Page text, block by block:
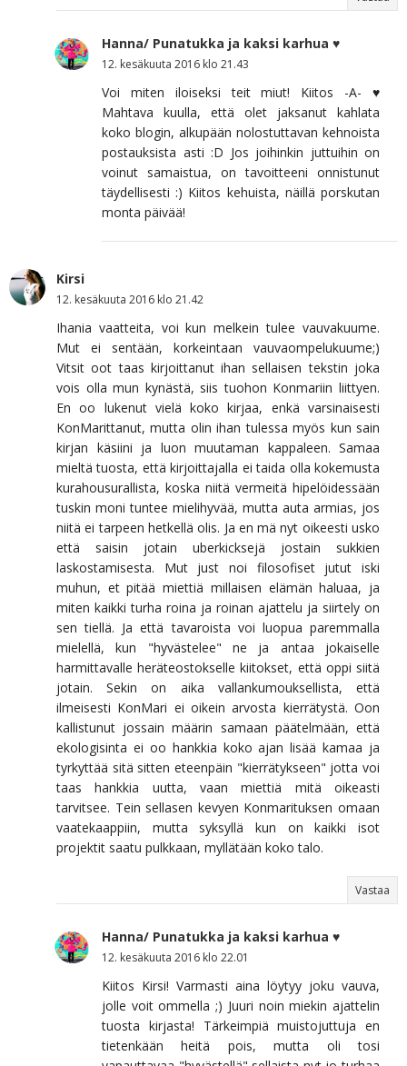
Hanna/ Punatukka ja kaksi karhua ♥
12. kesäkuuta 2016 klo 21.43
Voi miten iloiseksi teit miut! Kiitos -A- ♥
Mahtava kuulla, että olet jaksanut kahlata
koko blogin, alkupään nolostuttavan kehnoista
postauksista asti :D Jos joihinkin juttuihin on
voinut samaistua, on tavoitteeni onnistunut
täydellisesti :) Kiitos kehuista, näillä porskutan
monta päivää!
Kirsi
12. kesäkuuta 2016 klo 21.42
Ihania vaatteita, voi kun melkein tulee vauvakuume.
Mut ei sentään, korkeintaan vauvaompelukuume;)
Vitsit oot taas kirjoittanut ihan sellaisen tekstin joka
vois olla mun kynästä, siis tuohon Konmariin liittyen.
En oo lukenut vielä koko kirjaa, enkä varsinaisesti
KonMarittanut, mutta olin ihan tulessa myös kun sain
kirjan käsiini ja luon muutaman kappaleen. Samaa
mieltä tuosta, että kirjoittajalla ei taida olla kokemusta
kurahousurallista, koska niitä vermeitä hipelöidessään
tuskin moni tuntee mielihyvää, mutta auta armias, jos
niitä ei tarpeen hetkellä olis. Ja en mä nyt oikeesti usko
että saisin jotain uberkicksejä jostain sukkien
laskostamisesta. Mut just noi filosofiset jutut iski
muhun, et pitää miettiä millaisen elämän haluaa, ja
miten kaikki turha roina ja roinan ajattelu ja siirtely on
sen tiellä. Ja että tavaroista voi luopua paremmalla
mielellä, kun "hyvästelee" ne ja antaa jokaiselle
harmittavalle heräteostokselle kiitokset, että oppi siitä
jotain. Sekin on aika vallankumouksellista, että
ilmeisesti KonMari ei oikein arvosta kierrätystä. Oon
kallistunut jossain määrin samaan päätelmään, että
ekologisinta ei oo hankkia koko ajan lisää kamaa ja
tyrkyttää sitä sitten eteenpäin "kierrätykseen" jotta voi
taas hankkia uutta, vaan miettiä mitä oikeasti
tarvitsee. Tein sellasen kevyen Konmarituksen omaan
vaatekaappiin, mutta syksyllä kun on kaikki isot
projektit saatu pulkkaan, myllätään koko talo.
Vastaa
Hanna/ Punatukka ja kaksi karhua ♥
12. kesäkuuta 2016 klo 22.01
Kiitos Kirsi! Varmasti aina löytyy joku vauva,
jolle voit ommella ;) Juuri noin miekin ajattelin
tuosta kirjasta! Tärkeimpiä muistojuttuja en
tietenkään heitä pois, mutta oli tosi